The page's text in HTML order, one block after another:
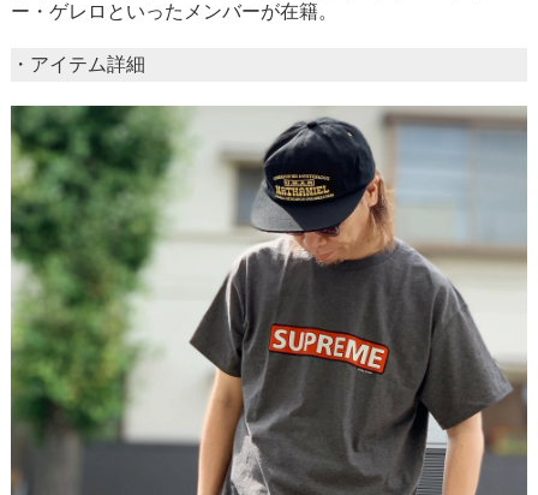
ー・ゲレロといったメンバーが在籍。
・アイテム詳細